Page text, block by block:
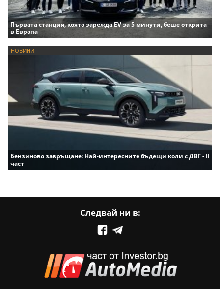
Първата станция, която зарежда EV за 5 минути, беше открита
в Европа
НОВИНИ
Бензиново завръщане: Най-интересните бъдещи коли с ДВГ - II
част
Следвай ни в: